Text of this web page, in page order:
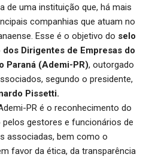
de uma instituição que, há mais
companhias que atuam no
Esse é o objetivo do selo
Dirigentes de Empresas do
Paraná (Ademi-PR), outorgado
segundo o presidente,
Pissetti.
PR é o reconhecimento do
gestores e funcionários de
associadas, bem como o
favor da ética, da transparência